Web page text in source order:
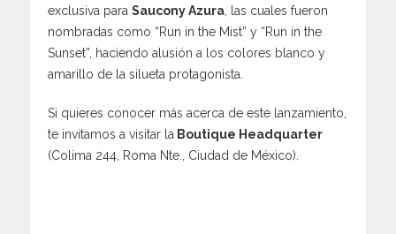
exclusiva para Saucony Azura , las cuales fueron
nombradas como “Run in the Mist” y “Run in the
Sunset”, haciendo alusión a los colores blanco y
amarillo de la silueta protagonista.
Si quieres conocer más acerca de este lanzamiento,
te invitamos a visitar la Boutique Headquarter
(Colima 244, Roma Nte., Ciudad de México).